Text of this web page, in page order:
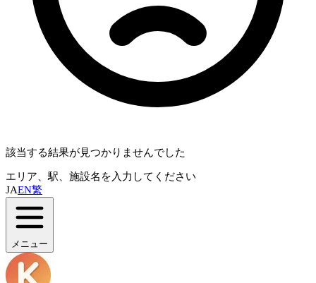
該当する結果が見つかりませんでした
エリア、駅、施設名を入力してください
JAEN繁
メニュー